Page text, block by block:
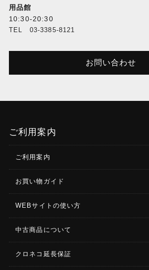
用品館
10:30-20:30
TEL 03-3385-8121
お問い合わせ
ご利用案内
ご利用案内
お買い物ガイド
WEBサイトの使い方
中古商品について
クロネコ延長保証